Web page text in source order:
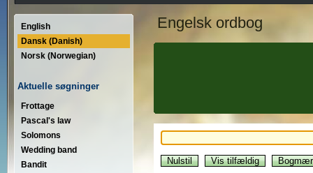
English
Dansk (Danish)
Norsk (Norwegian)
Aktuelle søgninger
Frottage
Pascal's law
Solomons
Wedding band
Bandit
Engelsk ordbog